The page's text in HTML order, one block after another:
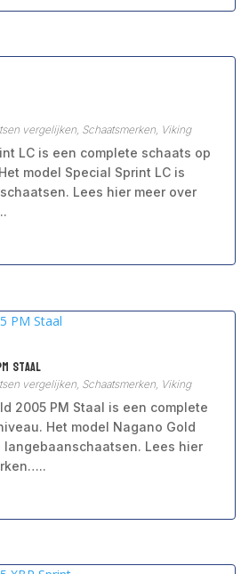
vergelijken, Schaatsmerken, Viking
LC is een complete schaats op
model Special Sprint LC is
Lees hier meer over
Staal
vergelijken Schaatsmerken Viking
2005 PM Staal is een complete
Het model Nagano Gold
langebaanschaatsen. Lees hier